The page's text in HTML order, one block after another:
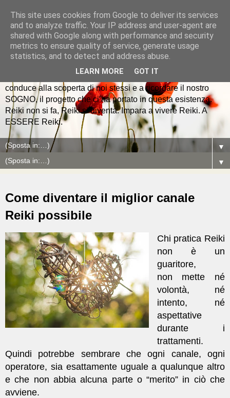
Io vivo REIKI
Reiki è la mappa dell'anima che giorno dopo giorno ci
conduce alla scoperta di noi stessi e a ricordare il nostro
SOGNO, il progetto che ci ha portato in questa esistenza.
Reiki non si fa, Reiki si diventa. Impara a vivere Reiki. A
ESSERE Reiki.
▼
▼
Come diventare il miglior canale
Reiki possibile
Chi pratica Reiki
non è un
guaritore,
non mette né
volontà, né
intento, né
aspettative
durante i
trattamenti.
Quindi potrebbe sembrare che ogni canale, ogni
operatore, sia esattamente uguale a qualunque altro
e che non abbia alcuna parte o “merito” in ciò che
avviene.
This site uses cookies from Google to deliver its services
and to analyze traffic. Your IP address and user-agent are
shared with Google along with performance and security
metrics to ensure quality of service, generate usage
statistics, and to detect and address abuse.
LEARN MORE GOT IT